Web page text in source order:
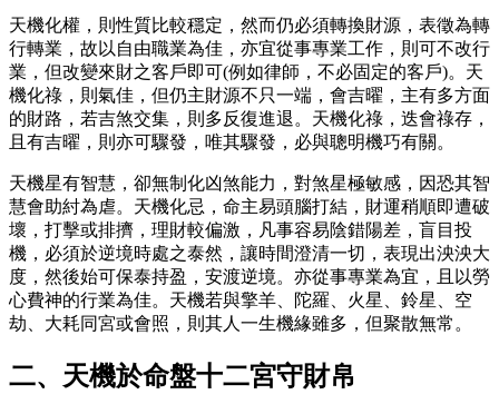
天機化權，則性質比較穩定，然而仍必須轉換財源，表徵為轉
行轉業，故以自由職業為佳，亦宜從事專業工作，則可不改行
業，但改變來財之客戶即可(例如律師，不必固定的客戶)。天
機化祿，則氣佳，但仍主財源不只一端，會吉曜，主有多方面
的財路，若吉煞交集，則多反復進退。天機化祿，迭會祿存，
且有吉曜，則亦可驟發，唯其驟發，必與聰明機巧有關。
天機星有智慧，卻無制化凶煞能力，對煞星極敏感，因恐其智
慧會助紂為虐。天機化忌，命主易頭腦打結，財運稍順即遭破
壞，打擊或排擠，理財較偏激，凡事容易陰錯陽差，盲目投
機，必須於逆境時處之泰然，讓時間澄清一切，表現出泱泱大
度，然後始可保泰持盈，安渡逆境。亦從事專業為宜，且以勞
心費神的行業為佳。天機若與擎羊、陀羅、火星、鈴星、空
劫、大耗同宮或會照，則其人一生機緣雖多，但聚散無常。
二、天機於命盤十二宮守財帛